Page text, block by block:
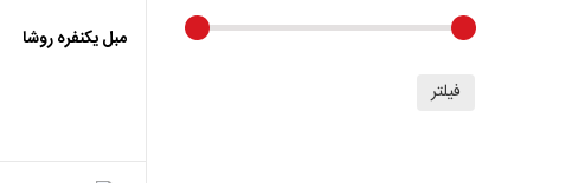
مبل یکنفره روشا